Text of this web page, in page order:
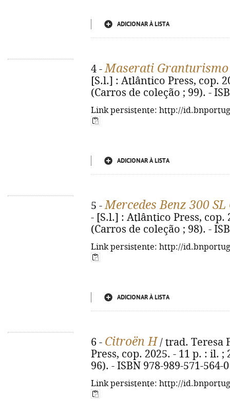
ADICIONAR À LISTA
4 -Maserati
[S.l.] : Atlântico Press, cop.
(Carros de coleção ; 99). -
Link persistente: http://
ADICIONAR À LISTA
5 -Mercedes Benz 300 SL
- [S.l.] : Atlântico Press, cop.
(Carros de coleção ; 98). -
Link persistente: http://
ADICIONAR À LISTA
6 - Citroën H / trad. Teresa
Press, cop. 2025. - 11 p. : il.
96). - ISBN 978-989-571-564-0
Link persistente: http://